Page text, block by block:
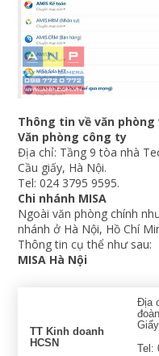
Thông tin về văn phòng
Văn phòng công ty
Địa chỉ: Tầng 9 tòa nhà
Cầu giấy, Hà Nội.
Tel: 024 3795 9595.
Chi nhánh MISA
Ngoài văn phòng chính
nhánh ở Hà Nội, Hồ Chí
Thông tin cụ thể như sau:
MISA Hà Nội
TT Kinh doanh
HCSN
Địa